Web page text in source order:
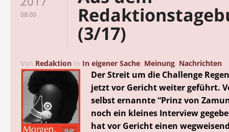
08:00
(3/17)
Von Redaktion in In eigener Sache, Meinung, Nachrichten
Der Streit um die Challenge
jetzt vor Gericht weiter geführt.
selbst ernannte “Prinz von
noch ein kleines Interview
hat vor Gericht einen